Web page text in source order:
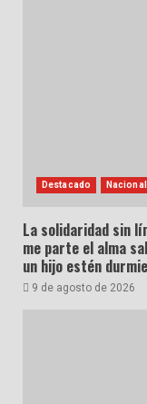
Destacado Nacional
La solidaridad sin
me parte el alma
un hijo estén
9 de agosto de 2026